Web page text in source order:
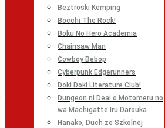
Beztroski Kemping
Bocchi The Rock!
Boku No Hero Academia
Chainsaw Man
Cowboy Bebop
Cyberpunk Edgerunners
Doki Doki Literature Club!
Dungeon ni Deai o Motomeru no
wa Machigatte Iru Darouka
Hanako, Duch ze Szkolnej